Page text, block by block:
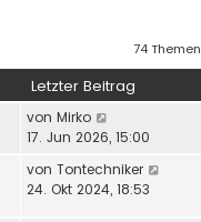
74 Themen
Letzter Beitrag
von Mirko
17. Jun 2026, 15:00
von Tontechniker
24. Okt 2024, 18:53